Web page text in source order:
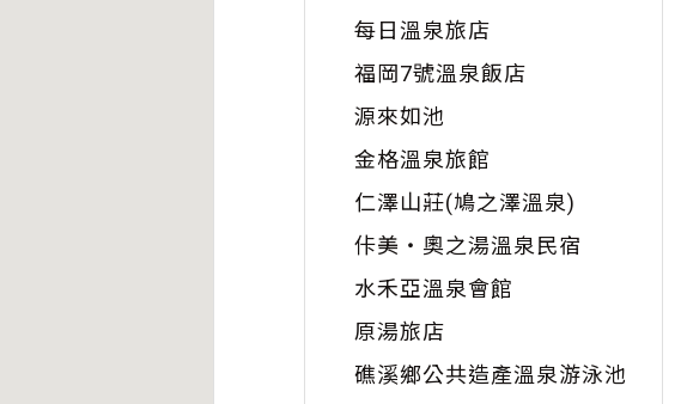
每日溫泉旅店
福岡7號溫泉飯店
源來如池
金格溫泉旅館
仁澤山莊(鳩之澤溫泉)
佧美・奧之湯溫泉民宿
水禾亞溫泉會館
原湯旅店
礁溪鄉公共造產溫泉游泳池